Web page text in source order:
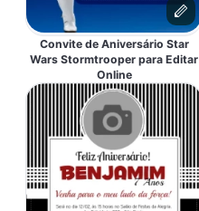
Convite de Aniversário Star
Wars Stormtrooper para Editar
Online